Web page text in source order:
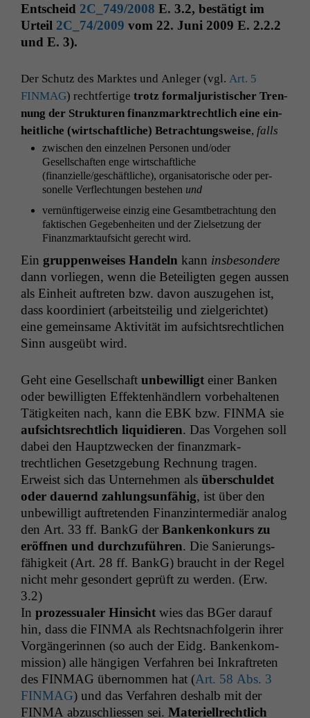
Entscheid 2C_749/2008 E. 3.2, bestätigt im
Urteil 2C_74/2009 vom 22. Juni 2009 E. 2.2.2
und E. 3).
Der Schutz des Mark­tes und Anleger (vgl. Art. 5
FINMAG) recht­fer­tige trotz for­maljuris­tis­ch­er Tren­
nung der Struk­turen finanz­mark­trechtlich eine ein­
heitliche (wirtschaftliche) Betra­ch­tungsweise, falls
zwis­chen den einzel­nen Per­so­n­en und/oder
Gesellschaften enge wirtschaftliche
(finanzielle/geschäftliche), organ­isatorische oder per­
son­elle Ver­flech­tun­gen beste­hen und
vernün­ftiger­weise einzig eine Gesamt­be­tra­ch­tung den
fak­tis­chen Gegeben­heit­en und der Zielset­zung der
Finanz­mark­tauf­sicht gerecht wird.
Ein grup­pen­weis­es Han­deln kann ins­beson­dere
dann vor­liegen, wenn die Beteiligten gegen aussen
als Ein­heit auftreten bzw. davon auszuge­hen ist,
dass koor­diniert (arbeit­steilig und ziel­gerichtet)
eine gemein­same Aktiv­ität im auf­sicht­srechtlichen
Sinn aus­geübt wird.
Geht eine Gesellschaft unbe­wil­ligt ein­er Banken
oder bewil­ligten Effek­ten­händlern vor­be­hal­te­nen
Tätigkeit­en nach, kann die EBK bzw. FINMA sie
auf­sicht­srechtlich liq­ui­dieren. Das Vorge­hen soll
dabei den Hauptzweck­en der finanz­mark­
trechtlichen Geset­zge­bung Rech­nung tra­gen.
Erweist sich das Unternehmen als über­schuldet
oder dauernd zahlung­sun­fähig, ist über den
unbe­wil­ligt auftre­tenden Finanz­in­ter­mediär ana­log
den Art. 33 ff. BankG der Bankenkonkurs zu
eröff­nen und durchzuführen. Die Sanierungs­
fähigkeit (Art. 28 ff. BankG) braucht in der Regel
nicht mehr geson­dert geprüft zu wer­den. (Erw.
3.2)
In prozes­sualer Hin­sicht wies das BGer darauf
hin, dass die FINMA als Recht­snach­fol­gerin ihrer
Vorgän­gerin­nen (so auch der Eidg. Bankenkom­
mis­sion) alle hängi­gen Ver­fahren bei Inkraftreten
des FINMAG über­nom­men hat (Art. 58 Abs. 3
FINMAG) und das Ver­fahren deshalb mit der
FINMA abzuschliessen sei. Materiell­rechtlich